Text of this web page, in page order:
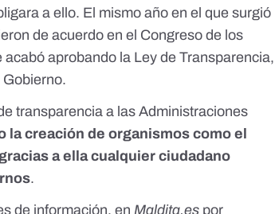
a ello. El mismo año en el que surgió
de acuerdo en el Congreso de los
acabó aprobando la Ley de Transparencia,
Gobierno.
transparencia a las Administraciones
la creación de organismos como el
gracias a ella cualquier ciudadano
.
de información, en Maldita.es por